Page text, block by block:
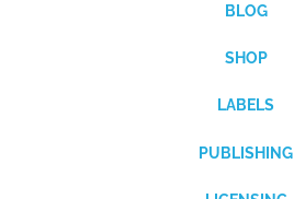
BLOG
SHOP
LABELS
PUBLISHING